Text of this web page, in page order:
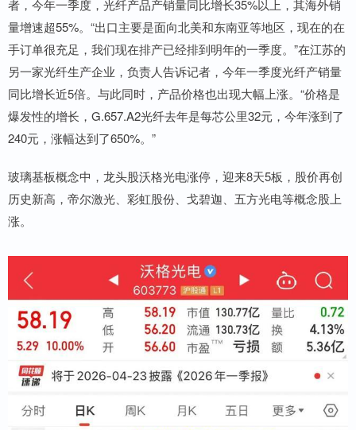
者，今年一季度，光纤产品产销量同比增长35%以上，其海外销
量增速超55%。“出口主要是面向北美和东南亚等地区，现在的在
手订单很充足，我们现在排产已经排到明年的一季度。”在江苏的
另一家光纤生产企业，负责人告诉记者，今年一季度光纤产销量
同比增长近5倍。与此同时，产品价格也出现大幅上涨。“价格是
爆发性的增长，G.657.A2光纤去年是每芯公里32元，今年涨到了
240元，涨幅达到了650%。”
玻璃基板概念中，龙头股沃格光电涨停，迎来8天5板，股价再创
历史新高，帝尔激光、彩虹股份、戈碧迦、五方光电等概念股上
涨。